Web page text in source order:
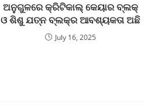
ଅନୁଗୁଳରେ କ୍ରିଟିକାଲ୍ କେୟାର ବ୍ଲକ୍
ଓ ଶିଶୁ ଯତ୍ନ ବ୍ଲକ୍‌ର ଆବଶ୍ୟକତା ଅଛି
July 16, 2025